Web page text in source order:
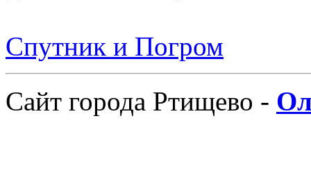
Спутник и Погром
Сайт города Ртищево -